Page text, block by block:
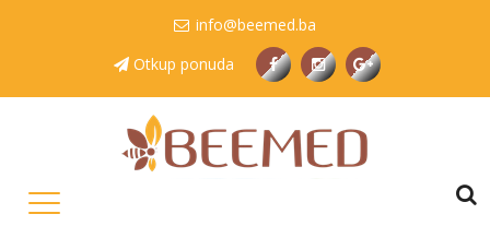
info@beemed.ba
Otkup ponuda